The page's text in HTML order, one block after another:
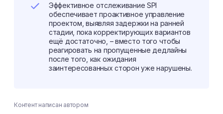
Эффективное отслеживание SPI
обеспечивает проактивное управление
проектом, выявляя задержки на ранней
стадии, пока корректирующих вариантов
ещё достаточно, – вместо того чтобы
реагировать на пропущенные дедлайны
после того, как ожидания
заинтересованных сторон уже нарушены.
Контент написан автором